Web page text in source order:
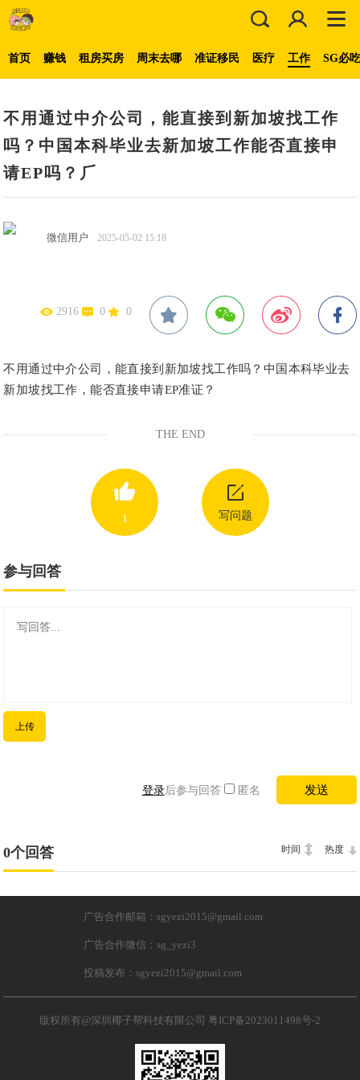
首页 赚钱 租房买房 周末去哪 准证移民 医疗 工作 SG必
不用通过中介公司，能直接到新加坡找工作
吗？中国本科毕业去新加坡工作能否直接申
请EP吗？⺁
微信用户 2025-05-02 15:18
2916 0 0
不用通过中介公司，能直接到新加坡找工作吗？中国本科毕业去
新加坡找工作，能否直接申请EP准证？
THE END
1 写问题
参与回答
上传
登录后参与回答 匿名
0个回答 热度
时间
广告合作邮箱：sgyezi2015@gmail.com
广告合作微信：sg_yezi3
投稿发布：sgyezi2015@gmail.com
版权所有@深圳椰子帮科技有限公司 粤ICP备2023011498号-2